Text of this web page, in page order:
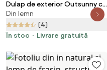
Dulap de exterior Outsunny cu
2 rafturi din lemn de brad cu
design înălțat și 2 uși,
83x40x92 cm, culoarea
Din lemn
(4)
În stoc
Livrare gratuită